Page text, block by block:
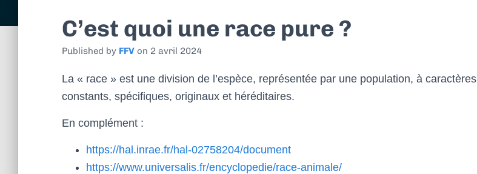
l
C’est quoi une race pure ?
Published by FFV on 2 avril 2024
La « race » est une division de l’espèce, représentée par une population, à caractères
constants, spécifiques, originaux et héréditaires.
En complément :
https://hal.inrae.fr/hal-02758204/document
https://www.universalis.fr/encyclopedie/race-animale/